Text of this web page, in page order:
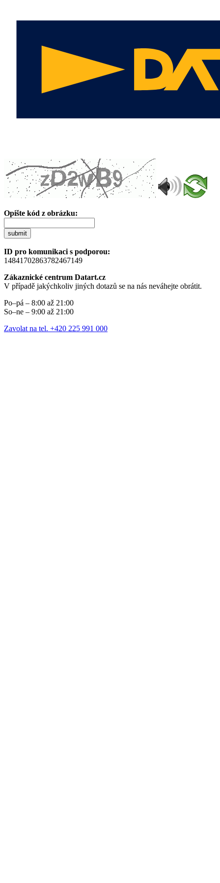
Opište kód z obrázku:
submit
ID pro komunikaci s podporou:
14841702863782467149
Zákaznické centrum Datart.cz
V případě jakýchkoliv jiných dotazů se na nás neváhejte obrátit.
Po–pá – 8:00 až 21:00
So–ne – 9:00 až 21:00
Zavolat na tel. +420 225 991 000